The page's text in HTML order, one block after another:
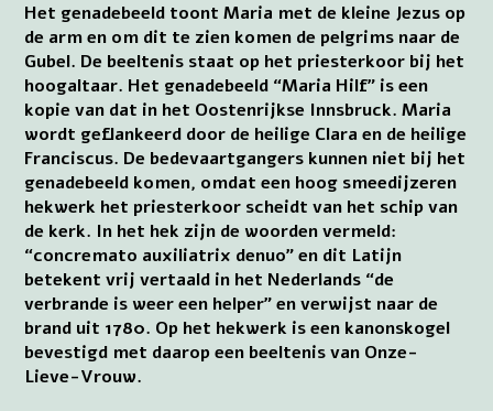
Het genadebeeld toont Maria met de kleine Jezus op
de arm en om dit te zien komen de pelgrims naar de
Gubel. De beeltenis staat op het priesterkoor bij het
hoogaltaar. Het genadebeeld “Maria Hilf” is een
kopie van dat in het Oostenrijkse Innsbruck. Maria
wordt geflankeerd door de heilige Clara en de heilige
Franciscus. De bedevaartgangers kunnen niet bij het
genadebeeld komen, omdat een hoog smeedijzeren
hekwerk het priesterkoor scheidt van het schip van
de kerk. In het hek zijn de woorden vermeld:
“concremato auxiliatrix denuo” en dit Latijn
betekent vrij vertaald in het Nederlands “de
verbrande is weer een helper” en verwijst naar de
brand uit 1780. Op het hekwerk is een kanonskogel
bevestigd met daarop een beeltenis van Onze-
Lieve-Vrouw.